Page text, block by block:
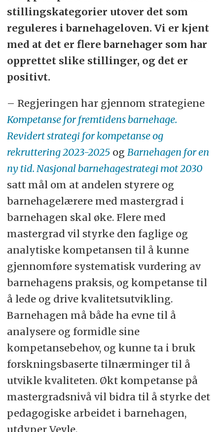
stillingskategorier utover det som
reguleres i barnehageloven. Vi er kjent
med at det er flere barnehager som har
opprettet slike stillinger, og det er
positivt.
– Regjeringen har gjennom strategiene
Kompetanse for fremtidens barnehage.
Revidert strategi for kompetanse og
rekruttering 2023-2025og Barnehagen for en
ny tid. Nasjonal barnehagestrategi mot 2030
satt mål om at andelen styrere og
barnehagelærere med mastergrad i
barnehagen skal øke. Flere med
mastergrad vil styrke den faglige og
analytiske kompetansen til å kunne
gjennomføre systematisk vurdering av
barnehagens praksis, og kompetanse til
å lede og drive kvalitetsutvikling.
Barnehagen må både ha evne til å
analysere og formidle sine
kompetansebehov, og kunne ta i bruk
forskningsbaserte tilnærminger til å
utvikle kvaliteten. Økt kompetanse på
mastergradsnivå vil bidra til å styrke det
pedagogiske arbeidet i barnehagen,
utdyper Vevle.